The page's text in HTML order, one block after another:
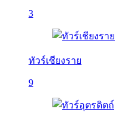
3
ทัวร์เชียงราย
9